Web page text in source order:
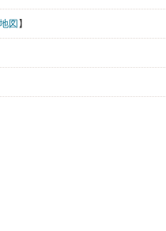
地図 】